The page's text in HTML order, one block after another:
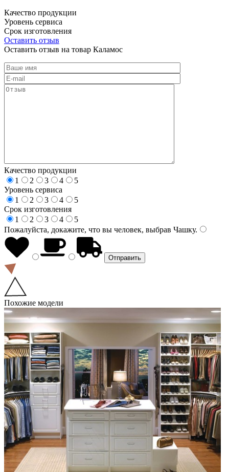
Качество продукции
Уровень сервиса
Срок изготовления
Оставить отзыв
Оставить отзыв на товар Каламос
Качество продукции
1
2 3 4
5
Уровень сервиса
1
2 3 4
5
Срок изготовления
1
2 3 4
5
Пожалуйста, докажите, что вы человек, выбрав Чашку.
Похожие модели